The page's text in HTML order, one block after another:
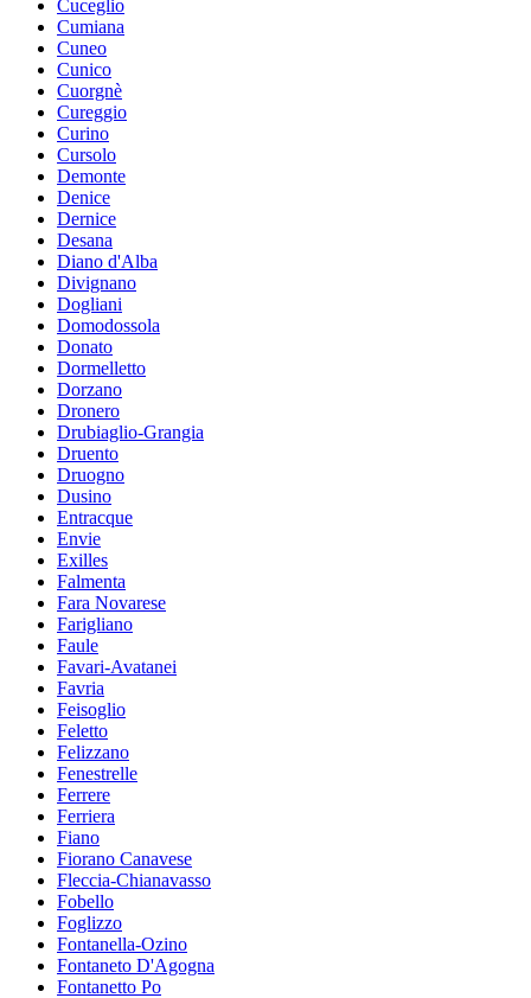
Cuceglio
Cumiana
Cuneo
Cunico
Cuorgnè
Cureggio
Curino
Cursolo
Demonte
Denice
Dernice
Desana
Diano d'Alba
Divignano
Dogliani
Domodossola
Donato
Dormelletto
Dorzano
Dronero
Drubiaglio-Grangia
Druento
Druogno
Dusino
Entracque
Envie
Exilles
Falmenta
Fara Novarese
Farigliano
Faule
Favari-Avatanei
Favria
Feisoglio
Feletto
Felizzano
Fenestrelle
Ferrere
Ferriera
Fiano
Fiorano Canavese
Fleccia-Chianavasso
Fobello
Foglizzo
Fontanella-Ozino
Fontaneto D'Agogna
Fontanetto Po